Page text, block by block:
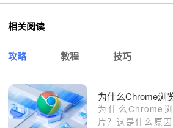
相关阅读
攻略 教程 技巧
为什么Chrome浏
为什么Chrome
片？这是什么原